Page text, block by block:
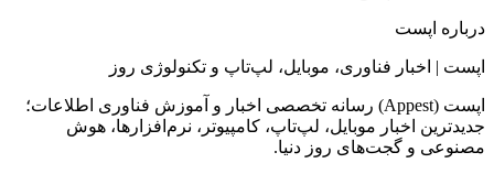
درباره اپست
اپست | اخبار فناوری، موبایل، لپ‌تاپ و تکنولوژی روز
اپست (Appest) رسانه تخصصی اخبار و آموزش فناوری اطلاعات؛
جدیدترین اخبار موبایل، لپ‌تاپ، کامپیوتر، نرم‌افزارها، هوش
مصنوعی و گجت‌های روز دنیا.